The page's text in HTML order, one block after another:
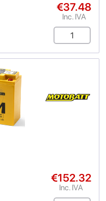
€37.48
Inc. IVA
€152.32
Inc. IVA